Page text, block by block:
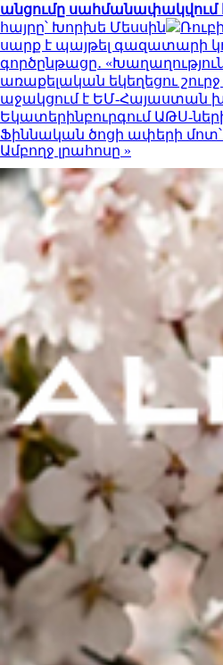
անցումը սահմանափակվում
հայրը՝ Խորխե Մեսսին
սարք է պայթել գազատարի
գործընթացը․
առաքելական եկեղեցու
աջակցում է ԵՄ-Հայաստան
Եկատերինբուրգում ԱԹՍ-
Ֆիննական ծոցի ափերի մոտ՝
Ամբողջ լրահոսը »